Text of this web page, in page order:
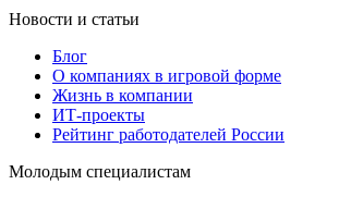
Новости и статьи
Блог
О компаниях в игровой форме
Жизнь в компании
ИТ-проекты
Рейтинг работодателей России
Молодым специалистам